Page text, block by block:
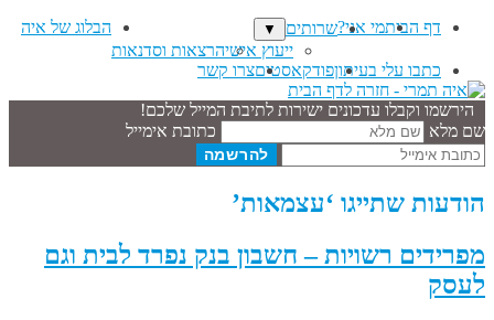
דף הביתמי אני?שרותים ▼
ייעוץ אישיהרצאות וסדנאות
הבלוג של איה
כתבו עלי בעיתוןפודקאסטיםצרו קשר
הירשמו וקבלו עדכונים ישירות לתיבת המייל שלכם!
שם מלא
כתובת אימייל
הודעות שתייגו ‘עצמאות’
מפרידים רשויות – חשבון בנק נפרד לבית וגם
לעסק